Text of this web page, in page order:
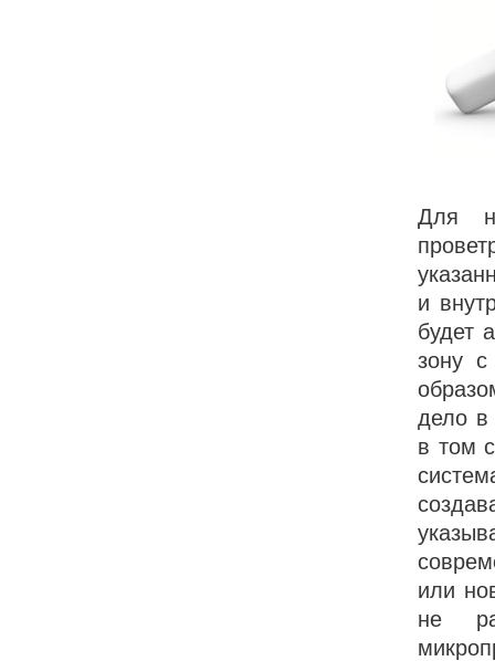
Для
и
будет
зону
дело в
в том
или
не